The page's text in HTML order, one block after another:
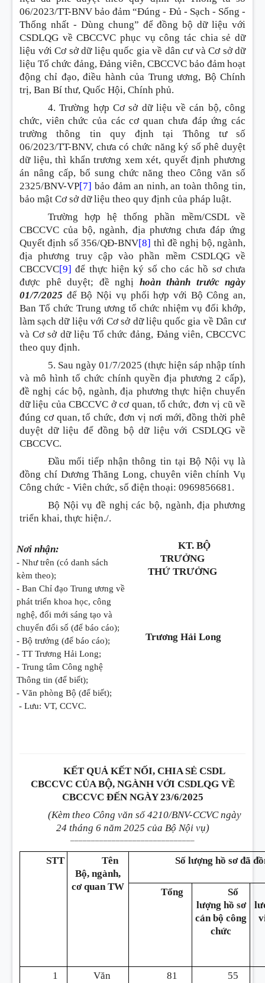
06/2023/TT-BNV bảo đảm “Đúng - Đủ - Sạch - Sống -
Thống nhất - Dùng chung” để đồng bộ dữ liệu với
CSDLQG về CBCCVC phục vụ công tác chia sẻ dữ
liệu với Cơ sở dữ liệu quốc gia về dân cư và Cơ sở dữ
liệu Tổ chức đảng, Đảng viên, CBCCVC bảo đảm hoạt
động chỉ đạo, điều hành của Trung ương, Bộ Chính
trị, Ban Bí thư, Quốc Hội, Chính phủ.
4. Trường hợp Cơ sở dữ liệu về cán bộ, công
chức, viên chức của các cơ quan chưa đáp ứng các
trường thông tin quy định tại Thông tư số
06/2023/TT-BNV, chưa có chức năng ký số phê duyệt
dữ liệu, thì khẩn trương xem xét, quyết định phương
án nâng cấp, bổ sung chức năng theo Công văn số
2325/BNV-VP[7] bảo đảm an ninh, an toàn thông tin,
bảo mật Cơ sở dữ liệu theo quy định của pháp luật.
Trường hợp hệ thống phần mềm/CSDL về
CBCCVC của bộ, ngành, địa phương chưa đáp ứng
Quyết định số 356/QĐ-BNV[8] thì đề nghị bộ, ngành,
địa phương truy cập vào phần mềm CSDLQG về
CBCCVC[9] để thực hiện ký số cho các hồ sơ chưa
được phê duyệt; đề nghị hoàn thành trước ngày
01/7/2025 để Bộ Nội vụ phối hợp với Bộ Công an,
Ban Tổ chức Trung ương tổ chức nhiệm vụ đối khớp,
làm sạch dữ liệu với Cơ sở dữ liệu quốc gia về Dân cư
và Cơ sở dữ liệu Tổ chức đảng, Đảng viên, CBCCVC
theo quy định.
5. Sau ngày 01/7/2025 (thực hiện sáp nhập tính
và mô hình tổ chức chính quyền địa phương 2 cấp),
đề nghị các bộ, ngành, địa phương thực hiện chuyển
dữ liệu của CBCCVC ở cơ quan, tổ chức, đơn vị cũ về
đúng cơ quan, tổ chức, đơn vị nơi mới, đồng thời phê
duyệt dữ liệu để đồng bộ dữ liệu với CSDLQG về
CBCCVC.
Đầu mối tiếp nhận thông tin tại Bộ Nội vụ là
đồng chí Dương Thăng Long, chuyên viên chính Vụ
Công chức - Viên chức, số điện thoại: 0969856681.
Bộ Nội vụ đề nghị các bộ, ngành, địa phương
triển khai, thực hiện./.
Nơi nhận:
- Như trên (có danh sách
kèm theo);
- Ban Chỉ đạo Trung ương về
phát triển khoa học, công
nghệ, đổi mới sáng tạo và
chuyển đổi số (để báo cáo);
- Bộ trưởng (để báo cáo);
- TT Trương Hải Long;
- Trung tâm Công nghệ
Thông tin (để biết);
- Văn phòng Bộ (để biết);
- Lưu: VT, CCVC.
KT. BỘ
TRƯỞNG
THỨ TRƯỞNG
Trương Hải Long
KẾT QUẢ KẾT NỐI, CHIA SẺ CSDL
CBCCVC CỦA BỘ, NGÀNH VỚI CSDLQG VỀ
CBCCVC ĐẾN NGÀY 23/6/2025
(Kèm theo Công văn số 4210/BNV-CCVC ngày
24 tháng 6 năm 2025 của Bộ Nội vụ)
STT
Tên
Bộ, ngành,
cơ quan TW
Số lượng hồ sơ đã
Tổng
Số
lượng hồ sơ
cán bộ công
chức
1
Văn
81 55